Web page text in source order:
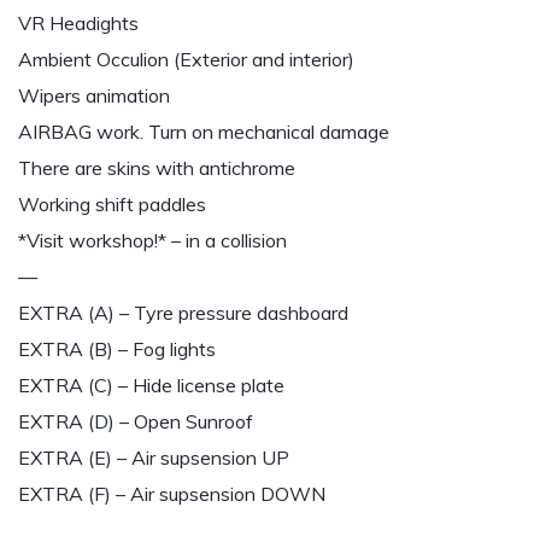
VR Headights
Ambient Occulion (Exterior and interior)
Wipers animation
AIRBAG work. Turn on mechanical damage
There are skins with antichrome
Working shift paddles
*Visit workshop!* – in a collision
—
EXTRA (A) – Tyre pressure dashboard
EXTRA (B) – Fog lights
EXTRA (C) – Hide license plate
EXTRA (D) – Open Sunroof
EXTRA (E) – Air supsension UP
EXTRA (F) – Air supsension DOWN